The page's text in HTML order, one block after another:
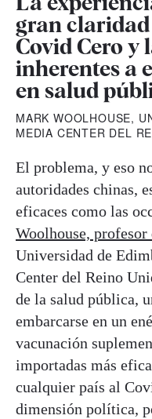
gran
Covid Cero y
inherentes a
en salud
MARK WOOLHOUSE,
MEDIA CENTER DEL
El problema, y eso
autoridades chinas,
eficaces como las
Woolhouse,
Universidad de
Center del Reino
de la salud pública,
embarcarse en un
vacunación
importadas más
cualquier país al
dimensión política,